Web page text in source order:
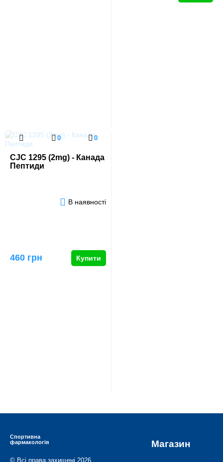
0 0
CJC 1295 (2mg) - Канада
Пептиди
В наявності
460 грн Купити
Спортивна
фармакологія
© Всі права захищені 2026
Магазин